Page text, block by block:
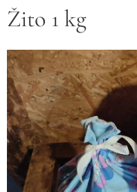
Žito 1 kg